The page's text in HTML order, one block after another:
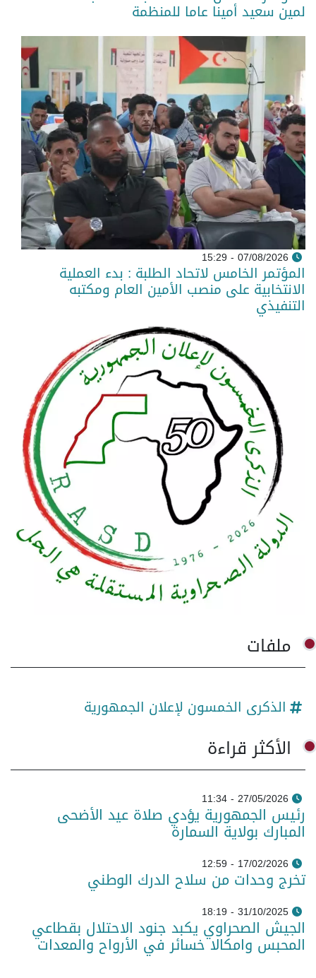
لمين سعيد أمينا عاما للمنظمة
07/08/2026 - 15:29
المؤتمر الخامس لاتحاد الطلبة : بدء العملية
الانتخابية على منصب الأمين العام ومكتبه
التنفيذي
ملفات
الذكرى الخمسون لإعلان الجمهورية
الأكثر قراءة
27/05/2026 - 11:34
رئيس الجمهورية يؤدي صلاة عيد الأضحى
المبارك بولاية السمارة
17/02/2026 - 12:59
تخرج وحدات من سلاح الدرك الوطني
31/10/2025 - 18:19
الجيش الصحراوي يكبد جنود الاحتلال بقطاعي
المحبس وامكالا خسائر في الأرواح والمعدات